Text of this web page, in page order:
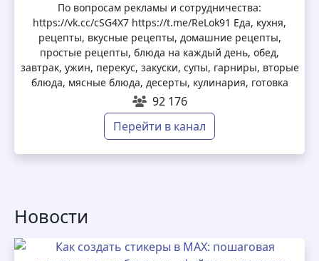
По вопросам рекламы и сотрудничества:
https://vk.cc/cSG4X7 https://t.me/ReLok91 Еда, кухня,
рецепты, вкусные рецепты, домашние рецепты,
простые рецепты, блюда на каждый день, обед,
завтрак, ужин, перекус, закуски, супы, гарниры, вторые
блюда, мясные блюда, десерты, кулинария, готовка
92 176
Перейти в канал
Новости